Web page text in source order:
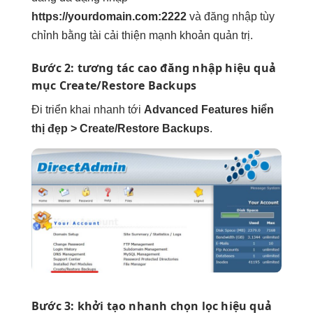
https://yourdomain.com:2222 và đăng nhập tùy
chỉnh bằng tài cải thiện mạnh khoản quản trị.
Bước 2: tương tác caođăng nhập hiệu quả
mục Create/Restore Backups
Đi triển khai nhanh tới Advanced Features hiển
thị đẹp > Create/Restore Backups.
Bước 3: khởi tạo nhanh chọn lọc hiệu quả